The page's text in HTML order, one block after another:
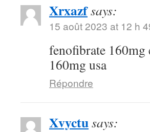
Xrxazfsays:
15 août 2023 at 12 h
fenofibrate 160mg
160mg usa
Répondre
Xvyctusays: